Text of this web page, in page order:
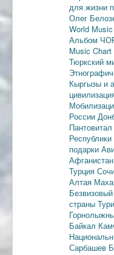
для жизни
Олег
World Music
Альбом
Music Chart
Тюркский
Кыргызы и
России
Пантовитал
подарки
Афганистан
Турция
Алтая
страны
Байкал
Сарбашев